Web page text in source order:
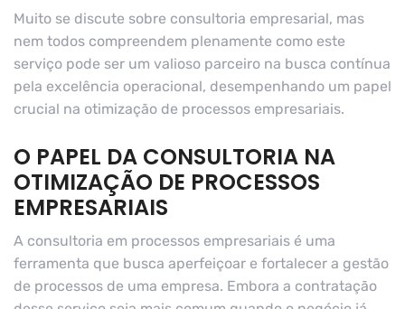
Muito se discute sobre consultoria empresarial, mas
nem todos compreendem plenamente como este
serviço pode ser um valioso parceiro na busca contínua
pela excelência operacional, desempenhando um papel
crucial na otimização de processos empresariais.
O PAPEL DA CONSULTORIA NA
OTIMIZAÇÃO DE PROCESSOS
EMPRESARIAIS
A consultoria em processos empresariais é uma
ferramenta que busca aperfeiçoar e fortalecer a gestão
de processos de uma empresa. Embora a contratação